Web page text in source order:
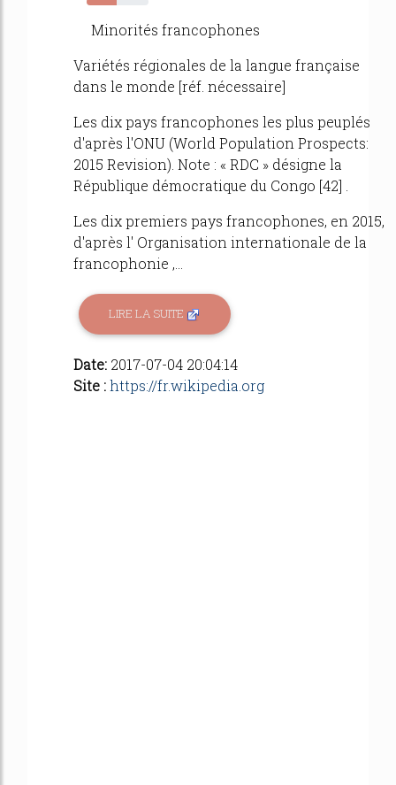
48%
Minorités francophones
Variétés régionales de la langue française
dans le monde [réf. nécessaire]
Les dix pays francophones les plus peuplés
d'après l'ONU (World Population Prospects:
2015 Revision). Note : « RDC » désigne la
République démocratique du Congo [42] .
Les dix premiers pays francophones, en 2015,
d'après l' Organisation internationale de la
francophonie ,...
LIRE LA SUITE
Date: 2017-07-04 20:04:14
Site :https://fr.wikipedia.org